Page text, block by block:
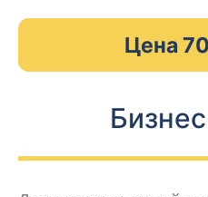
Цена